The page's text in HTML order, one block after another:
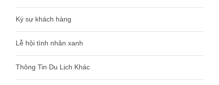
Ký sự khách hàng
Lễ hội tình nhân xanh
Thông Tin Du Lịch Khác